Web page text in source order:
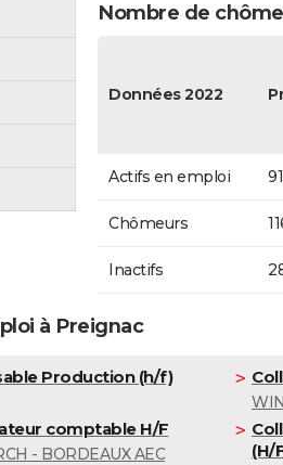
Nombre de
Données 2022
Actifs en emploi
Chômeurs
Inactifs
à Preignac
Production (h/f)
comptable H/F
- BORDEAUX AEC
(H/